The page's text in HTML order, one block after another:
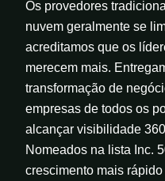
Os provedores
nuvem geralmente se
acreditamos que os
merecem mais.
transformação de
empresas de todos os
alcançar visibilidade
Nomeados na lista Inc.
crescimento mais